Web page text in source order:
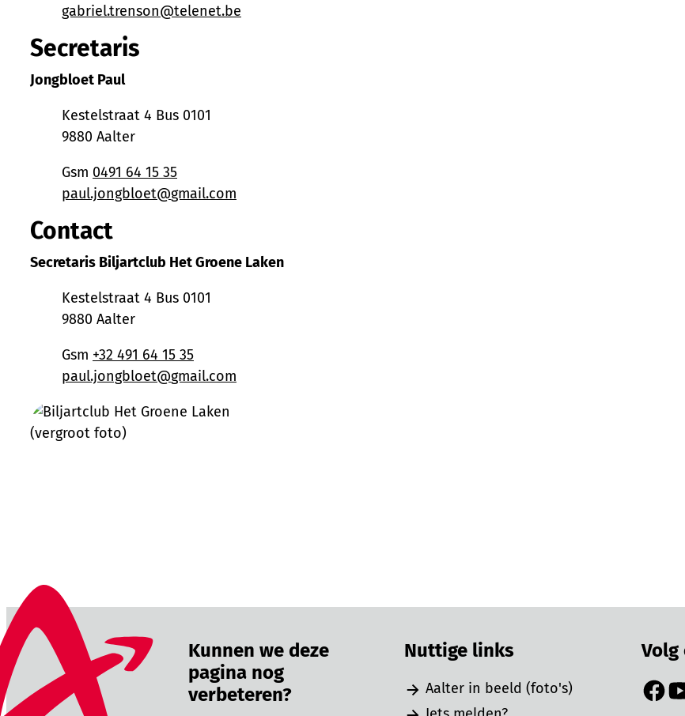
E-mailgabriel.trenson@telenet.be
Secretaris
Jongbloet Paul
AdresKestelstraat 4 Bus 0101
,9880 Aalter
0491 64 15 35
E-mailpaul.jongbloet@gmail.com
Contact
Secretaris Biljartclub Het Groene Laken
AdresKestelstraat 4 Bus 0101
,9880 Aalter
+32 491 64 15 35
E-mailpaul.jongbloet@gmail.com
Kunnen we deze
pagina nog
verbeteren?
Nuttige links
Aalter in beeld (foto's)
Volg